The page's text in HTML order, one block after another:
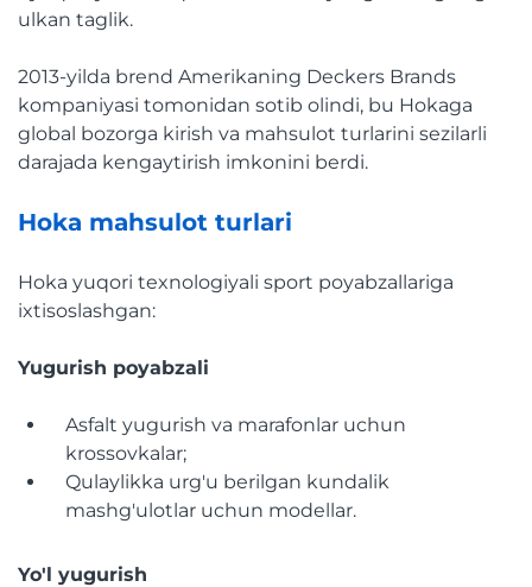
ulkan taglik.
2013-yilda brend Amerikaning Deckers Brands
kompaniyasi tomonidan sotib olindi, bu Hokaga
global bozorga kirish va mahsulot turlarini sezilarli
darajada kengaytirish imkonini berdi.
Hoka mahsulot turlari
Hoka yuqori texnologiyali sport poyabzallariga
ixtisoslashgan:
Yugurish poyabzali
Asfalt yugurish va marafonlar uchun
krossovkalar;
Qulaylikka urg'u berilgan kundalik
mashg'ulotlar uchun modellar.
Yo'l yugurish